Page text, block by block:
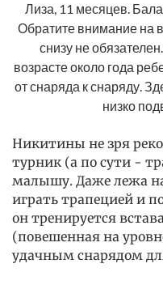
Лиза, 11 месяцев.
Обратите внимание на
снизу не
возрасте около года
от снаряда к снаряду.
низко
Никитины не зря
турник (а по сути -
малышу. Даже лежа
играть трапецией и
он тренируется
(повешенная на
удачным снарядом